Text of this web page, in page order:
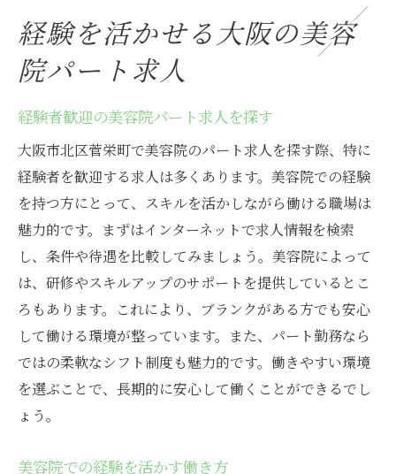
経験を活かせる大阪の美容
院パート求人
経験者歓迎の美容院パート求人を探す
大阪市北区菅栄町で美容院のパート求人を探す際、特に
経験者を歓迎する求人は多くあります。美容院での経験
を持つ方にとって、スキルを活かしながら働ける職場は
魅力的です。まずはインターネットで求人情報を検索
し、条件や待遇を比較してみましょう。美容院によって
は、研修やスキルアップのサポートを提供しているとこ
ろもあります。これにより、ブランクがある方でも安心
して働ける環境が整っています。また、パート勤務なら
ではの柔軟なシフト制度も魅力的です。働きやすい環境
を選ぶことで、長期的に安心して働くことができるでし
ょう。
美容院での経験を活かす働き方